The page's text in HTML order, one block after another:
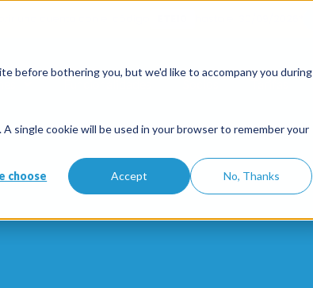
before bothering you, but we'd like to accompany you during
single cookie will be used in your browser to remember your
choose Accept No, Thanks